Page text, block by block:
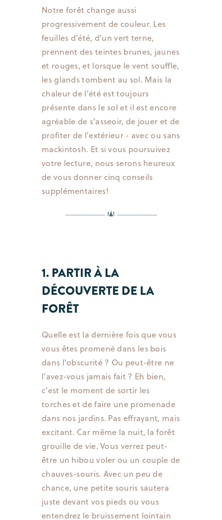
Notre forêt change aussi
progressivement de couleur. Les
feuilles d'été, d'un vert terne,
prennent des teintes brunes, jaunes
et rouges, et lorsque le vent souffle,
les glands tombent au sol. Mais la
chaleur de l'été est toujours
présente dans le sol et il est encore
agréable de s'asseoir, de jouer et de
profiter de l'extérieur - avec ou sans
mackintosh. Et si vous poursuivez
votre lecture, nous serons heureux
de vous donner cinq conseils
supplémentaires!
1. PARTIR À LA
DÉCOUVERTE DE LA
FORÊT
Quelle est la dernière fois que vous
vous êtes promené dans les bois
dans l'obscurité ? Ou peut-être ne
l'avez-vous jamais fait ? Eh bien,
c'est le moment de sortir les
torches et de faire une promenade
dans nos jardins. Pas effrayant, mais
excitant. Car même la nuit, la forêt
grouille de vie. Vous verrez peut-
être un hibou voler ou un couple de
chauves-souris. Avec un peu de
chance, une petite souris sautera
juste devant vos pieds ou vous
entendrez le bruissement lointain